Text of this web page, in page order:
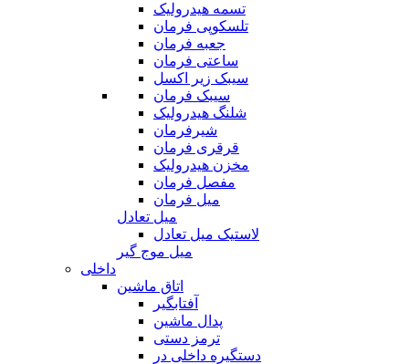
تسمه هیدرولیک
تلسکوپی فرمان
جعبه فرمان
ساعتی فرمان
سیبک زیر اکسل
سیبک فرمان
شلنگ هیدرولیک
شیرفرمان
قرقری فرمان
مخزن هیدرولیک
مفصل فرمان
میل فرمان
میل تعادل
لاستیک میل تعادل
میل موج گیر
داخلی
اتاق ماشین
آفتابگیر
پدال ماشین
ترمز دستی
دستگیره داخلی در